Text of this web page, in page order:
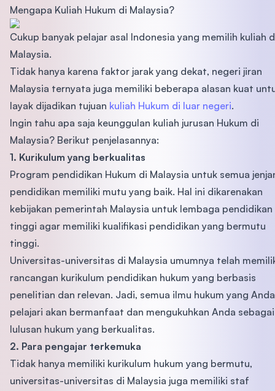
Mengapa Kuliah Hukum di Malaysia?
Cukup banyak pelajar asal Indonesia yang memilih kuliah
Malaysia.
Tidak hanya karena faktor jarak yang dekat, negeri jiran
Malaysia ternyata juga memiliki beberapa alasan kuat
layak dijadikan tujuan kuliah Hukum di luar negeri.
Ingin tahu apa saja keunggulan kuliah jurusan Hukum di
Malaysia? Berikut penjelasannya:
1. Kurikulum yang berkualitas
Program pendidikan Hukum di Malaysia untuk semua
pendidikan memiliki mutu yang baik. Hal ini dikarenakan
kebijakan pemerintah Malaysia untuk lembaga pendidikan
tinggi agar memiliki kualifikasi pendidikan yang bermutu
tinggi.
Universitas-universitas di Malaysia umumnya telah
rancangan kurikulum pendidikan hukum yang berbasis
penelitian dan relevan. Jadi, semua ilmu hukum yang Anda
pelajari akan bermanfaat dan mengukuhkan Anda sebagai
lulusan hukum yang berkualitas.
2. Para pengajar terkemuka
Tidak hanya memiliki kurikulum hukum yang bermutu,
universitas-universitas di Malaysia juga memiliki staf